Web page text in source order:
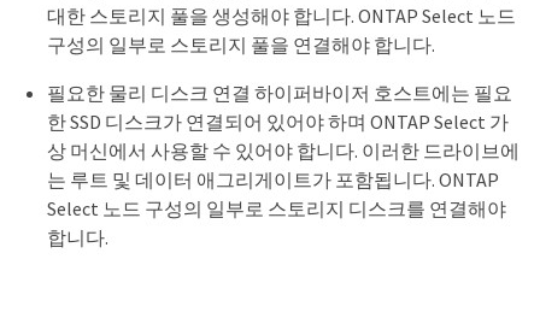
대한 스토리지 풀을 생성해야 합니다. ONTAP Select 노드
구성의 일부로 스토리지 풀을 연결해야 합니다.
필요한 물리 디스크 연결 하이퍼바이저 호스트에는 필요
한 SSD 디스크가 연결되어 있어야 하며 ONTAP Select 가
상 머신에서 사용할 수 있어야 합니다. 이러한 드라이브에
는 루트 및 데이터 애그리게이트가 포함됩니다. ONTAP
Select 노드 구성의 일부로 스토리지 디스크를 연결해야
합니다.